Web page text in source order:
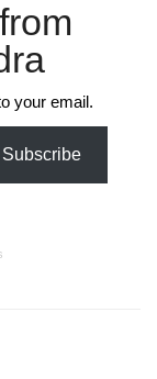
your email.
Subscribe